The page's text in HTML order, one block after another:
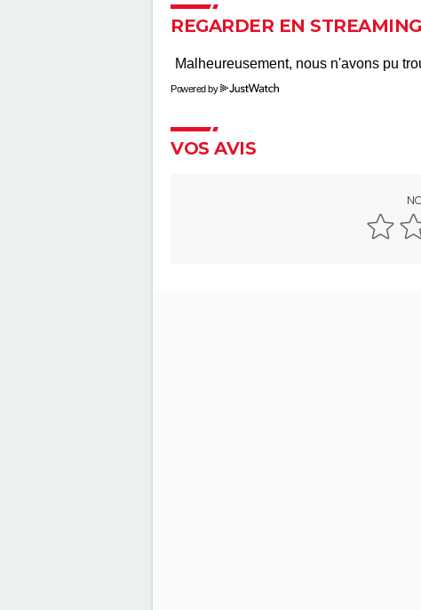
Sans filtre : critiques, streaming,
Anora : streaming, casting,
critique
En roue libre
Captain Fantastic : synopsis,
bande-annonce, streaming, avis...
REGARDER EN STREAMING
Powered by
VOS AVIS